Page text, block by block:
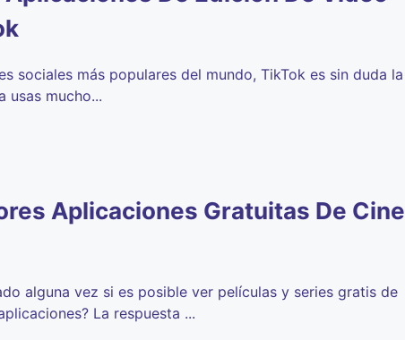
sociales más populares del mundo, TikTok es sin duda la
usas mucho...
Aplicaciones Gratuitas De Cine
alguna vez si es posible ver películas y series gratis de
La respuesta ...